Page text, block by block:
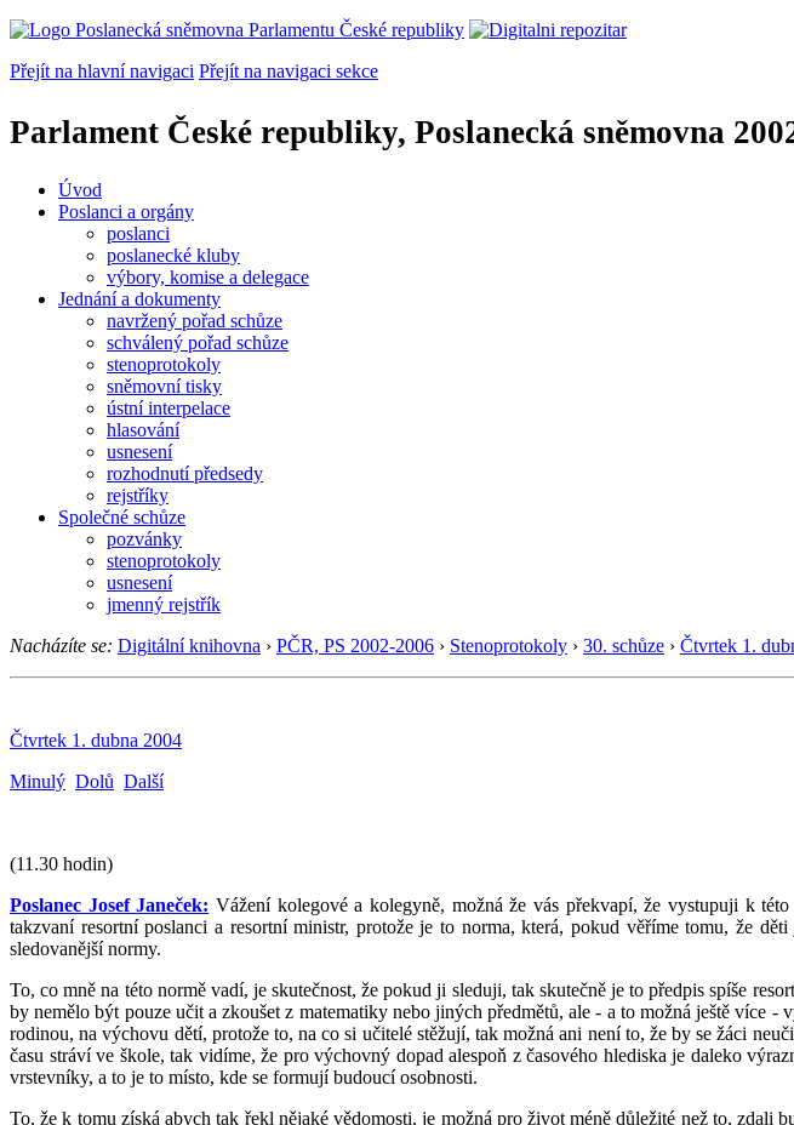
Přejít na hlavní navigaci Přejít na navigaci sekce
Parlament České republiky, Poslanecká sněmovna
Úvod
Poslanci a orgány
poslanci
poslanecké kluby
výbory, komise a delegace
Jednání a dokumenty
navržený pořad schůze
schválený pořad schůze
stenoprotokoly
sněmovní tisky
ústní interpelace
hlasování
usnesení
rozhodnutí předsedy
rejstříky
Společné schůze
pozvánky
stenoprotokoly
usnesení
jmenný rejstřík
Nacházíte se: Digitální knihovna › PČR, PS 2002-2006 › Stenoprotokoly › 30. schůze › Čtvrtek 1.
Čtvrtek 1. dubna 2004
Minulý Dolů Další
(11.30 hodin)
Poslanec Josef Janeček: Vážení kolegové a kolegyně, možná že vás překvapí, že vystupuji k
takzvaní resortní poslanci a resortní ministr, protože je to norma, která, pokud věříme tomu, že
sledovanější normy.
To, co mně na této normě vadí, je skutečnost, že pokud ji sleduji, tak skutečně je to předpis spíše
by nemělo být pouze učit a zkoušet z matematiky nebo jiných předmětů, ale - a to možná ještě více
rodinou, na výchovu dětí, protože to, na co si učitelé stěžují, tak možná ani není to, že by se žáci
času stráví ve škole, tak vidíme, že pro výchovný dopad alespoň z časového hlediska je daleko
vrstevníky, a to je to místo, kde se formují budoucí osobnosti.
To, že k tomu získá abych tak řekl nějaké vědomosti, je možná pro život méně důležité než to,